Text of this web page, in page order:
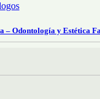
– Odontología y Estética